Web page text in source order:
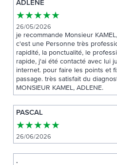
ADLENE
★★★★★
26/05/2026
je recommande Monsieur
c'est une Personne très
rapidité, la ponctualité, le
rapide, j'ai été contacté avec lui
internet. pour faire les points et
passage. très satisfait du
MONSIEUR KAMEL, ADLENE.
PASCAL
★★★★★
26/06/2026
.